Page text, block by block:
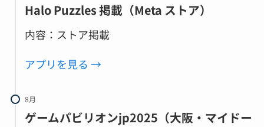
Halo Puzzles 掲載（Meta ストア）
内容：ストア掲載
アプリを見る →
8月
ゲームパビリオンjp2025（大阪・マイドー